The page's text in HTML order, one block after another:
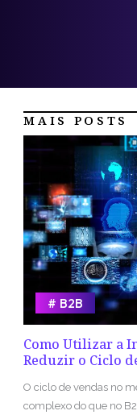
MAIS POSTS
Como Utilizar a
Reduzir o Ciclo
B2B
O ciclo de vendas no
complexo do que no